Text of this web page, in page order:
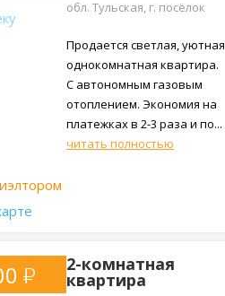
обл. Тульская, г. посёлок
9
Продается светлая, уютная
однокомнатная квартира.
С автономным газовым
отоплением. Экономия на
платежках в 2-3 раза и по...
читать полностью
2-комнатная
квартира